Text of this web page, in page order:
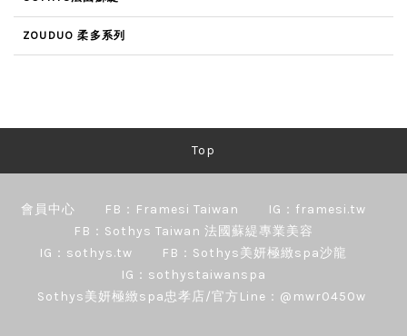
ZOUDUO 柔多系列
Top
會員中心 FB：Framesi Taiwan
IG：framesi.tw
FB：Sothys Taiwan 法國蘇緹專業美容
IG：sothys.tw
FB：Sothys美妍極緻spa沙龍
IG：sothystaiwanspa
Sothys美妍極緻spa忠孝店/官方Line：@mwr0450w